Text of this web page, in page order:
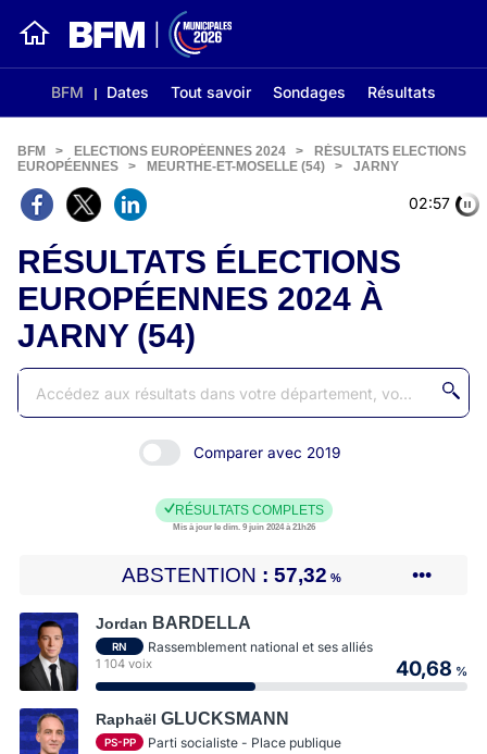
BFM Dates Tout savoir Sondages Résultats
02:56
BFM > ELECTIONS EUROPÉENNES 2024 >
RÉSULTATS ELECTIONS
EUROPÉENNES
> MEURTHE-ET-MOSELLE (54) > JARNY
RÉSULTATS ÉLECTIONS
EUROPÉENNES 2024 À
JARNY (54)
Comparer avec 2019
RÉSULTATS COMPLETS
Mis à jour le dim. 9 juin 2024 à 21h26
ABSTENTION 57,32 % •••
Jordan BARDELLA
RN Rassemblement national et ses alliés
1 104 voix 40,68 %
Raphaël GLUCKSMANN
PS-PP Parti socialiste - Place publique